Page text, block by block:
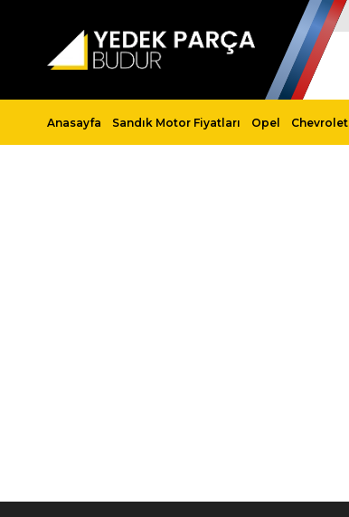
Anasayfa Sandık Motor Fiyatları Opel Chevrolet